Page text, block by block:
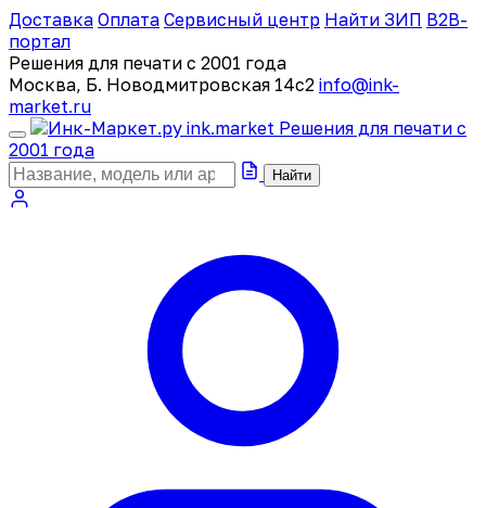
Доставка Оплата Сервисный центр Найти ЗИП B2B-
портал
Решения для печати с 2001 года
Москва, Б. Новодмитровская 14с2 info@ink-
market.ru
ink.market Решения для печати с
2001 года
Найти